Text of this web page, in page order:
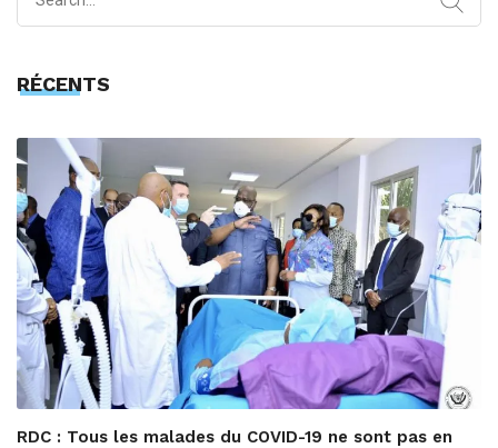
RÉCENTS
RDC : Tous les malades du COVID-19 ne sont pas en